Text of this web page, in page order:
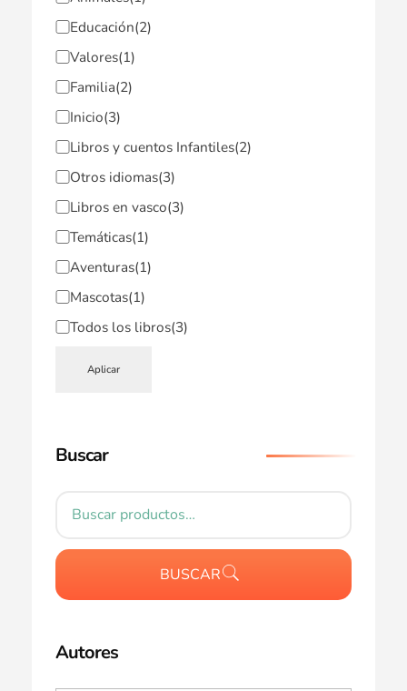
Educación(2)
Valores(1)
Familia(2)
Inicio(3)
Libros y cuentos Infantiles(2)
Otros idiomas(3)
Libros en vasco(3)
Temáticas(1)
Aventuras(1)
Mascotas(1)
Todos los libros(3)
Aplicar
Buscar
BUSCAR
Autores